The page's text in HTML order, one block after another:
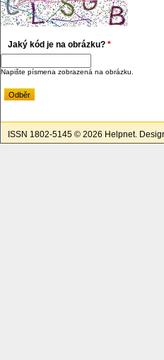
Jaký kód je na obrázku? *
Napište písmena zobrazená na obrázku.
ISSN 1802-5145 © 2026 Helpnet.